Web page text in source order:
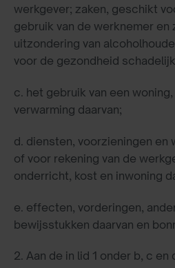
werkgever; zaken, geschikt
gebruik van de werknemer en
uitzondering van
voor de gezondheid
c. het gebruik van een
verwarming daarvan;
d. diensten, voorzieningen en
of voor rekening van de
onderricht, kost en inwoning
e. effecten, vorderingen,
bewijsstukken daarvan en
2. Aan de in lid 1 onder b, c